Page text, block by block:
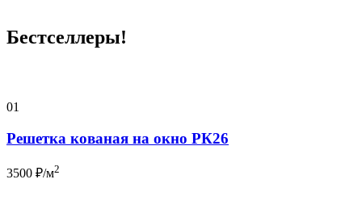
Бестселлеры!
01
Решетка кованая на окно РК26
3500 ₽/м2